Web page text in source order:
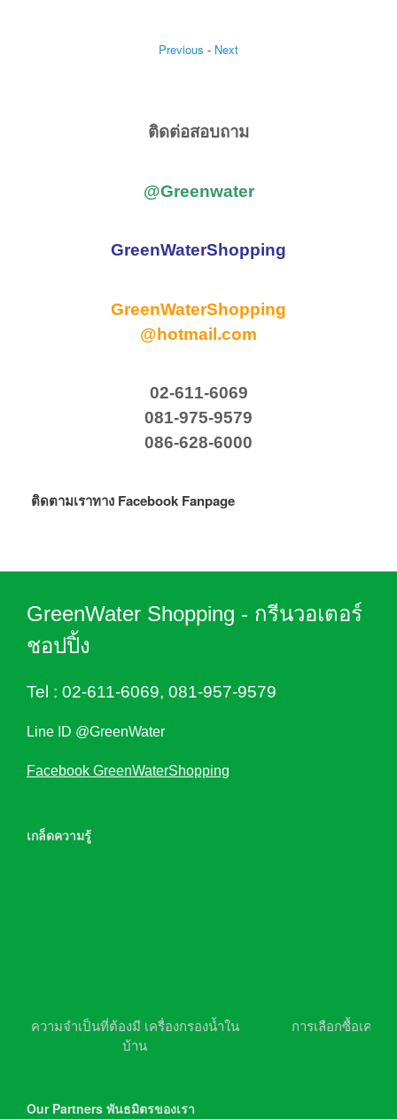
Previous - Next
ติดต่อสอบถาม
@Greenwater
GreenWaterShopping
GreenWaterShopping
@hotmail.com
02-611-6069
081-975-9579
086-628-6000
ติดตามเราทาง Facebook Fanpage
GreenWater Shopping - กรีนวอเตอร์
ชอปปิ้ง
Tel : 02-611-6069, 081-957-9579
Line ID @GreenWater
Facebook GreenWaterShopping
เกล็ดความรู้
ความจำเป็นที่ต้องมี เครื่องกรองน้ำใน
บ้าน
การเลือกซื้อเครื่อ
Our Partners พันธมิตรของเรา